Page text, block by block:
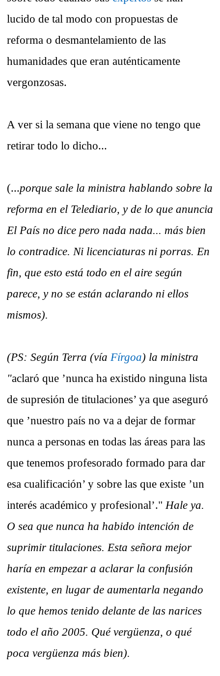
lucido de tal modo con propuestas de
reforma o desmantelamiento de las
humanidades que eran auténticamente
vergonzosas.
A ver si la semana que viene no tengo que
retirar todo lo dicho...
(...porque sale la ministra hablando sobre la
reforma en el Telediario, y de lo que anuncia
El País no dice pero nada nada... más bien
lo contradice. Ni licenciaturas ni porras. En
fin, que esto está todo en el aire según
parece, y no se están aclarando ni ellos
mismos).
(PS: Según Terra (vía Fírgoa) la ministra
"aclaró que ’nunca ha existido ninguna lista
de supresión de titulaciones’ ya que aseguró
que ’nuestro país no va a dejar de formar
nunca a personas en todas las áreas para las
que tenemos profesorado formado para dar
esa cualificación’ y sobre las que existe ’un
interés académico y profesional’." Hale ya.
O sea que nunca ha habido intención de
suprimir titulaciones. Esta señora mejor
haría en empezar a aclarar la confusión
existente, en lugar de aumentarla negando
lo que hemos tenido delante de las narices
todo el año 2005. Qué vergüenza, o qué
poca vergüenza más bien).